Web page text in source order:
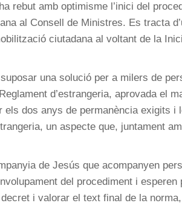
rebut amb optimisme l’inici del
al Consell de Ministres. Es tracta
ciutadana al voltant de la
una solució per a milers de
d’estrangeria, aprovada el
els dos anys de permanència exigits
un aspecte que, juntament
de Jesús que acompanyen
del procediment i
i valorar el text final de la